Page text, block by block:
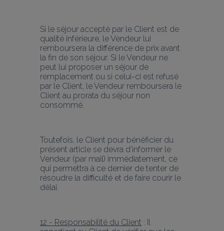
Si le séjour accepté par le Client est de
qualité inférieure, le Vendeur lui
remboursera la différence de prix avant
la fin de son séjour. Si le Vendeur ne
peut lui proposer un séjour de
remplacement ou si celui-ci est refusé
par le Client, le Vendeur remboursera le
Client au prorata du séjour non
consommé.
Toutefois, le Client pour bénéficier du
présent article se devra d’informer le
Vendeur (par mail) immédiatement, ce
qui permettra à ce dernier de tenter de
résoudre la difficulté et de faire courir le
délai.
12 - Responsabilité du Client : Il